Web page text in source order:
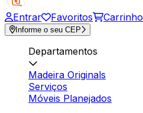
Entrar Favoritos Carrinho
Informe o seu CEP
Departamentos
Madeira Originals
Serviços
Móveis Planejados